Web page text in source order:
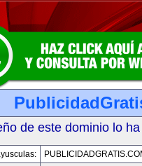
de este dominio lo